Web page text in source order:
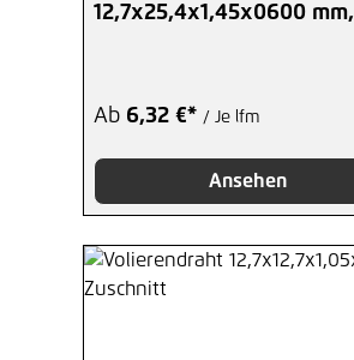
12,7x25,4x1,45x0600 mm,
Ab 6,32 €* / Je lfm
Ansehen